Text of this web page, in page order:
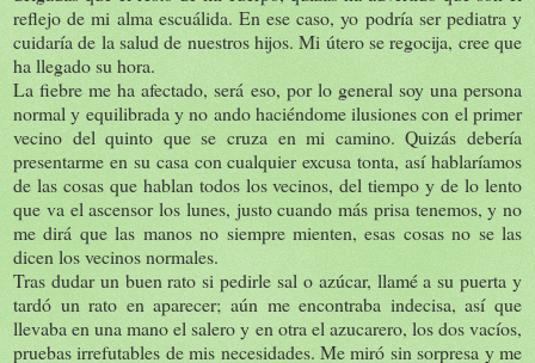
reflejo de mi alma escuálida. En ese caso, yo podría ser pediatra y
cuidaría de la salud de nuestros hijos. Mi útero se regocija, cree que
ha llegado su hora.
La fiebre me ha afectado, será eso, por lo general soy una persona
normal y equilibrada y no ando haciéndome ilusiones con el primer
vecino del quinto que se cruza en mi camino. Quizás debería
presentarme en su casa con cualquier excusa tonta, así hablaríamos
de las cosas que hablan todos los vecinos, del tiempo y de lo lento
que va el ascensor los lunes, justo cuando más prisa tenemos, y no
me dirá que las manos no siempre mienten, esas cosas no se las
dicen los vecinos normales.
Tras dudar un buen rato si pedirle sal o azúcar, llamé a su puerta y
tardó un rato en aparecer; aún me encontraba indecisa, así que
llevaba en una mano el salero y en otra el azucarero, los dos vacíos,
pruebas irrefutables de mis necesidades. Me miró sin sorpresa y me